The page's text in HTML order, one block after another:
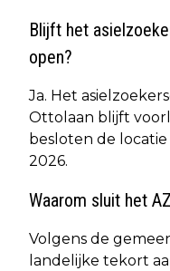
Blijft het
open?
Ja. Het
Ottolaan blijft
besloten de
2026.
Waarom sluit het
Volgens de
landelijke tekort